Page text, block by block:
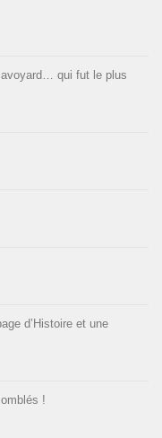
qui fut le plus
d’Histoire et une
!